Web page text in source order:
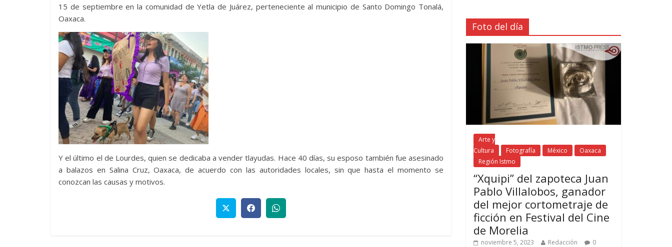
15 de septiembre en la comunidad de Yetla de Juárez, perteneciente al municipio de Santo Domingo Tonalá,
Oaxaca.
Y el último el de Lourdes, quien se dedicaba a vender tlayudas. Hace 40 días, su esposo también fue asesinado
a balazos en Salina Cruz, Oaxaca, de acuerdo con las autoridades locales, sin que hasta el momento se
conozcan las causas y motivos.
Foto del día
Arte y
Cultura
Fotografía México
Oaxaca
Región Istmo
“Xquipi” del zapoteca Juan
Pablo Villalobos, ganador
del mejor cortometraje de
ficción en Festival del Cine
de Morelia
noviembre 5, 2023 Redacción 0